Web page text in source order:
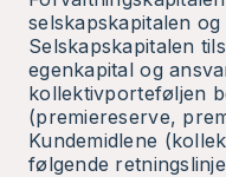
selskapskapitalen
Selskapskapitalen
egenkapital og
kollektivporteføljen
(premiereserve,
Kundemidlene
følgende